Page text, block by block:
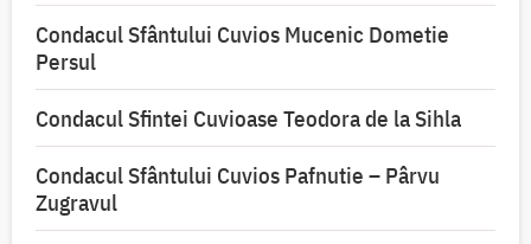
Condacul Sfântului Cuvios Mucenic Dometie
Persul
Condacul Sfintei Cuvioase Teodora de la Sihla
Condacul Sfântului Cuvios Pafnutie – Pârvu
Zugravul